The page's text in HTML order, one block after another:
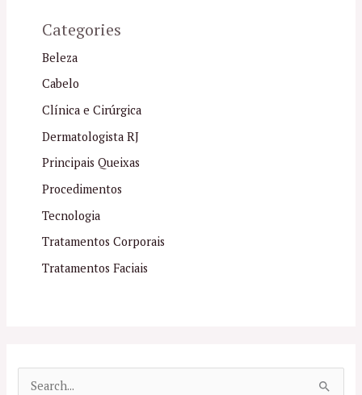
Categories
Beleza
Cabelo
Clínica e Cirúrgica
Dermatologista RJ
Principais Queixas
Procedimentos
Tecnologia
Tratamentos Corporais
Tratamentos Faciais